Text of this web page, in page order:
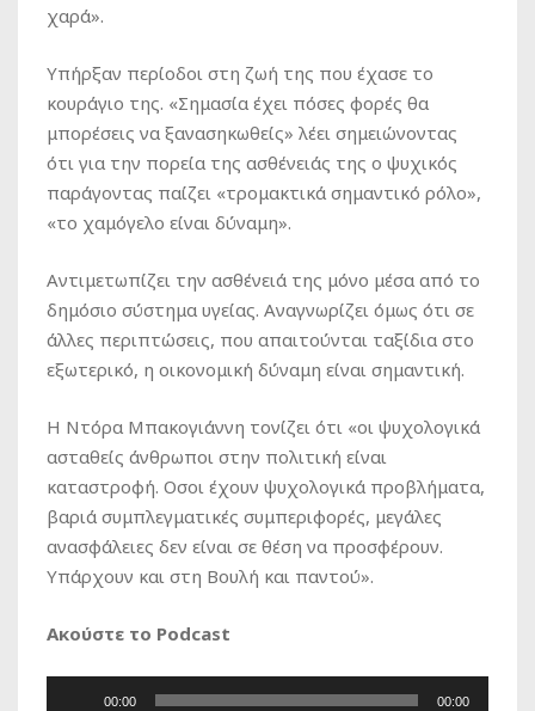
χαρά».
Υπήρξαν περίοδοι στη ζωή της που έχασε το
κουράγιο της. «Σημασία έχει πόσες φορές θα
μπορέσεις να ξανασηκωθείς» λέει σημειώνοντας
ότι για την πορεία της ασθένειάς της ο ψυχικός
παράγοντας παίζει «τρομακτικά σημαντικό ρόλο»,
«το χαμόγελο είναι δύναμη».
Αντιμετωπίζει την ασθένειά της μόνο μέσα από το
δημόσιο σύστημα υγείας. Αναγνωρίζει όμως ότι σε
άλλες περιπτώσεις, που απαιτούνται ταξίδια στο
εξωτερικό, η οικονομική δύναμη είναι σημαντική.
Η Ντόρα Μπακογιάννη τονίζει ότι «οι ψυχολογικά
ασταθείς άνθρωποι στην πολιτική είναι
καταστροφή. Οσοι έχουν ψυχολογικά προβλήματα,
βαριά συμπλεγματικές συμπεριφορές, μεγάλες
ανασφάλειες δεν είναι σε θέση να προσφέρουν.
Υπάρχουν και στη Βουλή και παντού».
Ακούστε το Podcast
00:00 00:00